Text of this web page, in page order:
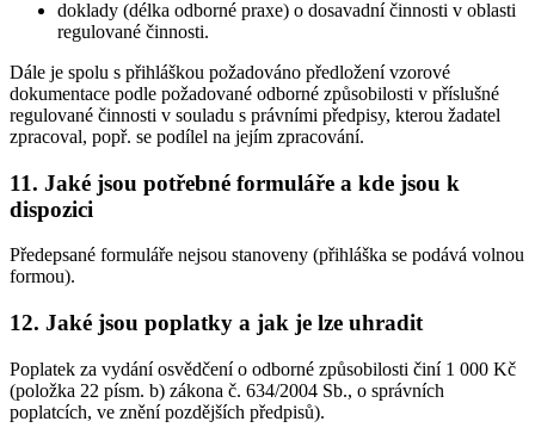
doklady (délka odborné praxe) o dosavadní činnosti v oblasti
regulované činnosti.
Dále je spolu s přihláškou požadováno předložení vzorové
dokumentace podle požadované odborné způsobilosti v příslušné
regulované činnosti v souladu s právními předpisy, kterou žadatel
zpracoval, popř. se podílel na jejím zpracování.
11. Jaké jsou potřebné formuláře a kde jsou k
dispozici
Předepsané formuláře nejsou stanoveny (přihláška se podává volnou
formou).
12. Jaké jsou poplatky a jak je lze uhradit
Poplatek za vydání osvědčení o odborné způsobilosti činí 1 000 Kč
(položka 22 písm. b) zákona č. 634/2004 Sb., o správních
poplatcích, ve znění pozdějších předpisů).